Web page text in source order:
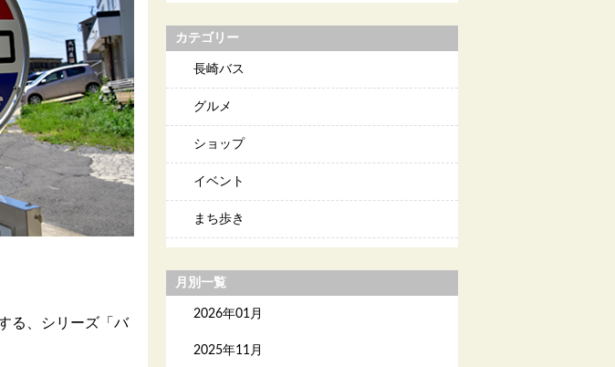
る、シリーズ「バ
カテゴリー
長崎バス
グルメ
ショップ
イベント
まち歩き
月別一覧
2026年01月
2025年11月